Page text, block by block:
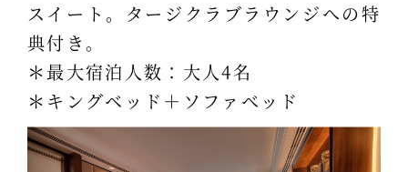
スイート。タージクラブラウンジへの特
典付き。
＊最大宿泊人数：大人4名
＊キングベッド＋ソファベッド